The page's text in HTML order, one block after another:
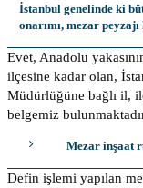
İstanbul genelinde ki
onarımı, mezar
Evet, Anadolu
ilçesine kadar olan,
Müdürlüğüne bağlı il,
belgemiz
Mezar inşaat
Defin işlemi yapılan